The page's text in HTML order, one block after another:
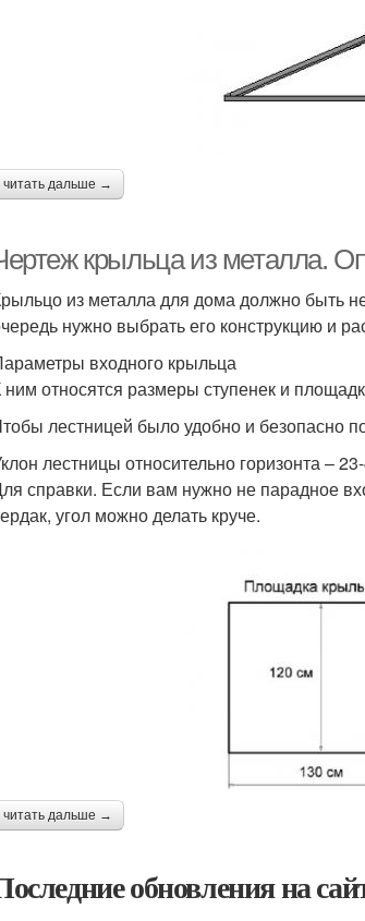
читать дальше →
крыльца из металла.
из металла для дома должно быть
нужно выбрать его конструкцию и
входного крыльца
ним относятся размеры ступенек и
лестницей было удобно и безопасно
лестницы относительно горизонта –
справки. Если вам нужно не парадное
угол можно делать круче.
читать дальше →
обновления на